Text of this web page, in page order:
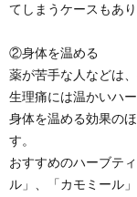
てしまうケースもあり
②身体を温める
薬が苦手な人などは
生理痛には温かいハ
身体を温める効果の
す。
おすすめのハーブテ
ル」、「カモミール」